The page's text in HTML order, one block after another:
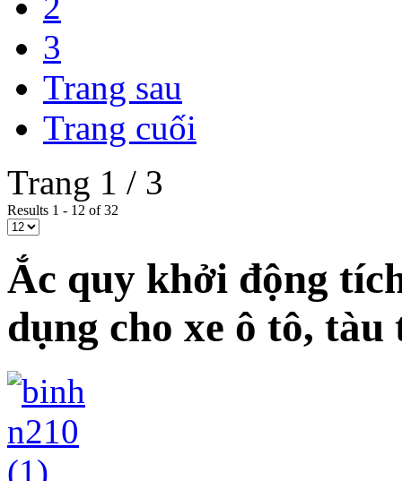
3
Trang sau
Trang cuối
Trang 1 / 3
Results 1 - 12 of 32
Ắc quy khởi động
dụng cho xe ô tô, tàu